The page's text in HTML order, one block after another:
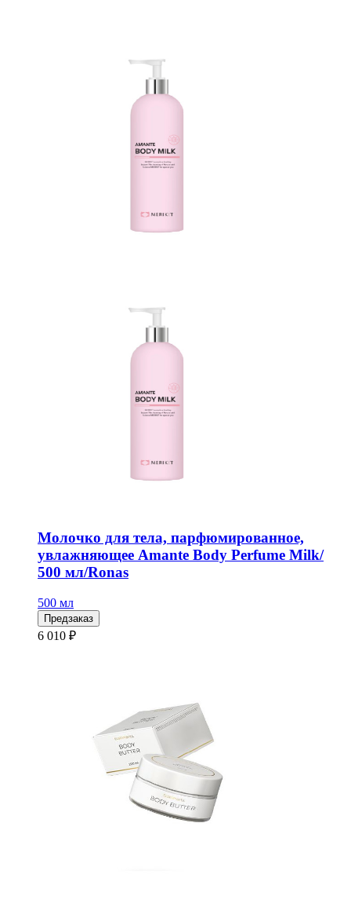
Молочко для тела, парфюмированное,
увлажняющее Amante Body Perfume Milk/
500 мл/Ronas
500 мл
Предзаказ
6 010 ₽